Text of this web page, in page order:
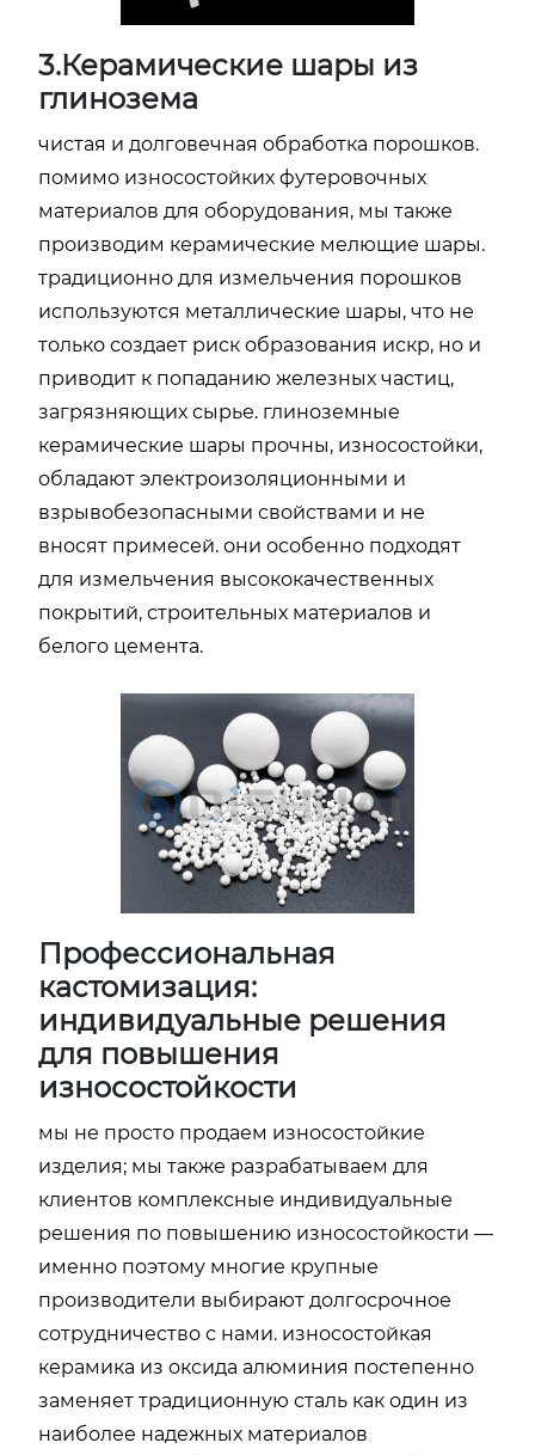
3.Керамические шары из
глинозема
чистая и долговечная обработка порошков.
помимо износостойких футеровочных
материалов для оборудования, мы также
производим керамические мелющие шары.
традиционно для измельчения порошков
используются металлические шары, что не
только создает риск образования искр, но и
приводит к попаданию железных частиц,
загрязняющих сырье. глиноземные
керамические шары прочны, износостойки,
обладают электроизоляционными и
взрывобезопасными свойствами и не
вносят примесей. они особенно подходят
для измельчения высококачественных
покрытий, строительных материалов и
белого цемента.
Профессиональная
кастомизация:
индивидуальные решения
для повышения
износостойкости
мы не просто продаем износостойкие
изделия; мы также разрабатываем для
клиентов комплексные индивидуальные
решения по повышению износостойкости —
именно поэтому многие крупные
производители выбирают долгосрочное
сотрудничество с нами. износостойкая
керамика из оксида алюминия постепенно
заменяет традиционную сталь как один из
наиболее надежных материалов